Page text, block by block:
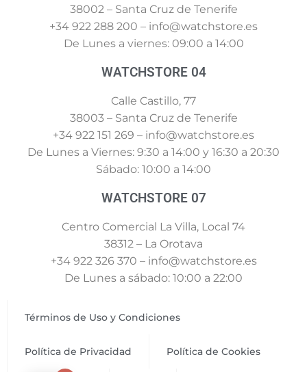
38002 – Santa Cruz de Tenerife
+34 922 288 200 – info@watchstore.es
De Lunes a viernes: 09:00 a 14:00
WATCHSTORE 04
Calle Castillo, 77
38003 – Santa Cruz de Tenerife
+34 922 151 269 – info@watchstore.es
De Lunes a Viernes: 9:30 a 14:00 y 16:30 a 20:30
Sábado: 10:00 a 14:00
WATCHSTORE 07
Centro Comercial La Villa, Local 74
38312 – La Orotava
+34 922 326 370 – info@watchstore.es
De Lunes a sábado: 10:00 a 22:00
Términos de Uso y Condiciones
Política de Privacidad Política de Cookies